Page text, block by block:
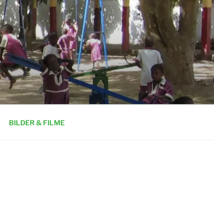
GAMBIA
BILDER & FILME